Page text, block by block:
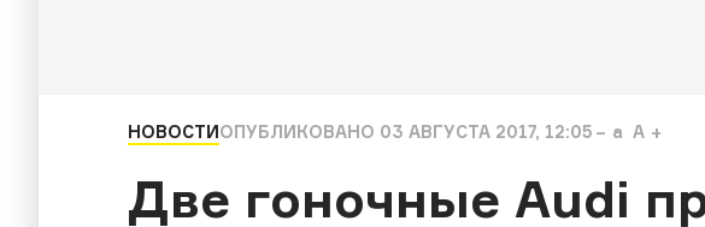
НОВОСТИОПУБЛИКОВАНО 03 АВГУСТА 2017, 12:05 a A
Две гоночные Audi